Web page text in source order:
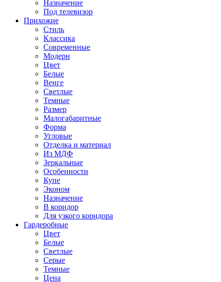
Назначение
Под телевизор
Прихожие
Стиль
Классика
Современные
Модерн
Цвет
Белые
Венге
Светлые
Темные
Размер
Малогабаритные
Форма
Угловые
Отделка и материал
Из МДФ
Зеркальные
Особенности
Купе
Эконом
Назначение
В коридор
Для узкого коридора
Гардеробные
Цвет
Белые
Светлые
Серые
Темные
Цена